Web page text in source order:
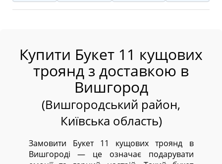
Купити Букет 11 кущових
троянд з доставкою в
Вишгород
(Вишгородський район,
Київська область)
Замовити Букет 11 кущових троянд в
Вишгороді — це означає подарувати